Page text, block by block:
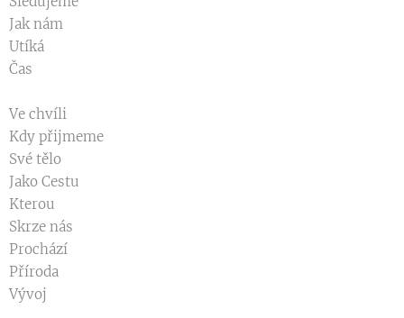
Jak nám
Utíká
Čas
Ve chvíli
Kdy přijmeme
Své tělo
Jako Cestu
Kterou
Skrze nás
Prochází
Příroda
Vývoj